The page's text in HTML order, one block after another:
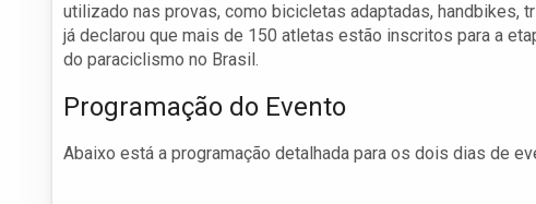
utilizado nas provas, como bicicletas adaptadas, handbikes,
já declarou que mais de 150 atletas estão inscritos para a
do paraciclismo no Brasil.
Programação do Evento
Abaixo está a programação detalhada para os dois dias de